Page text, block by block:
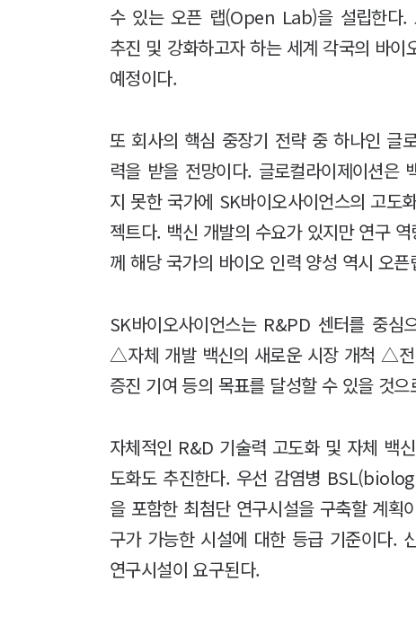
수 있는 오픈 랩(Open Lab)을 설립한다.
추진 및 강화하고자 하는 세계 각국의 바이
예정이다.
또 회사의 핵심 중장기 전략 중 하나인
력을 받을 전망이다. 글로컬라이제이션은
지 못한 국가에 SK바이오사이언스의 고도
젝트다. 백신 개발의 수요가 있지만 연구
께 해당 국가의 바이오 인력 양성 역시 오
SK바이오사이언스는 R&PD 센터를 중심
△자체 개발 백신의 새로운 시장 개척 △
증진 기여 등의 목표를 달성할 수 있을 것
자체적인 R&D 기술력 고도화 및 자체 백
도화도 추진한다. 우선 감염병
을 포함한 최첨단 연구시설을 구축할 계
구가 가능한 시설에 대한 등급 기준이다.
연구시설이 요구된다.